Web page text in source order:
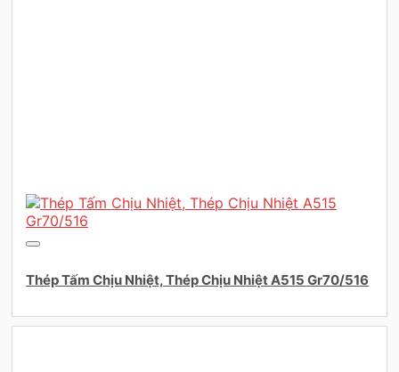
Thép Tấm Chịu Nhiệt, Thép Chịu Nhiệt A515 Gr70/516